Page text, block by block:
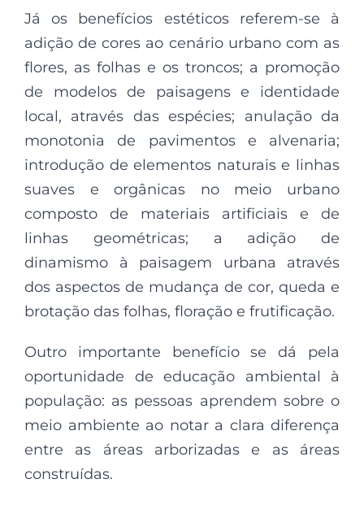
Já os benefícios estéticos referem-se à
adição de cores ao cenário urbano com as
flores, as folhas e os troncos; a promoção
de modelos de paisagens e identidade
local, através das espécies; anulação da
monotonia de pavimentos e alvenaria;
introdução de elementos naturais e linhas
suaves e orgânicas no meio urbano
composto de materiais artificiais e de
linhas geométricas; a adição de
dinamismo à paisagem urbana através
dos aspectos de mudança de cor, queda e
brotação das folhas, floração e frutificação.
Outro importante benefício se dá pela
oportunidade de educação ambiental à
população: as pessoas aprendem sobre o
meio ambiente ao notar a clara diferença
entre as áreas arborizadas e as áreas
construídas.